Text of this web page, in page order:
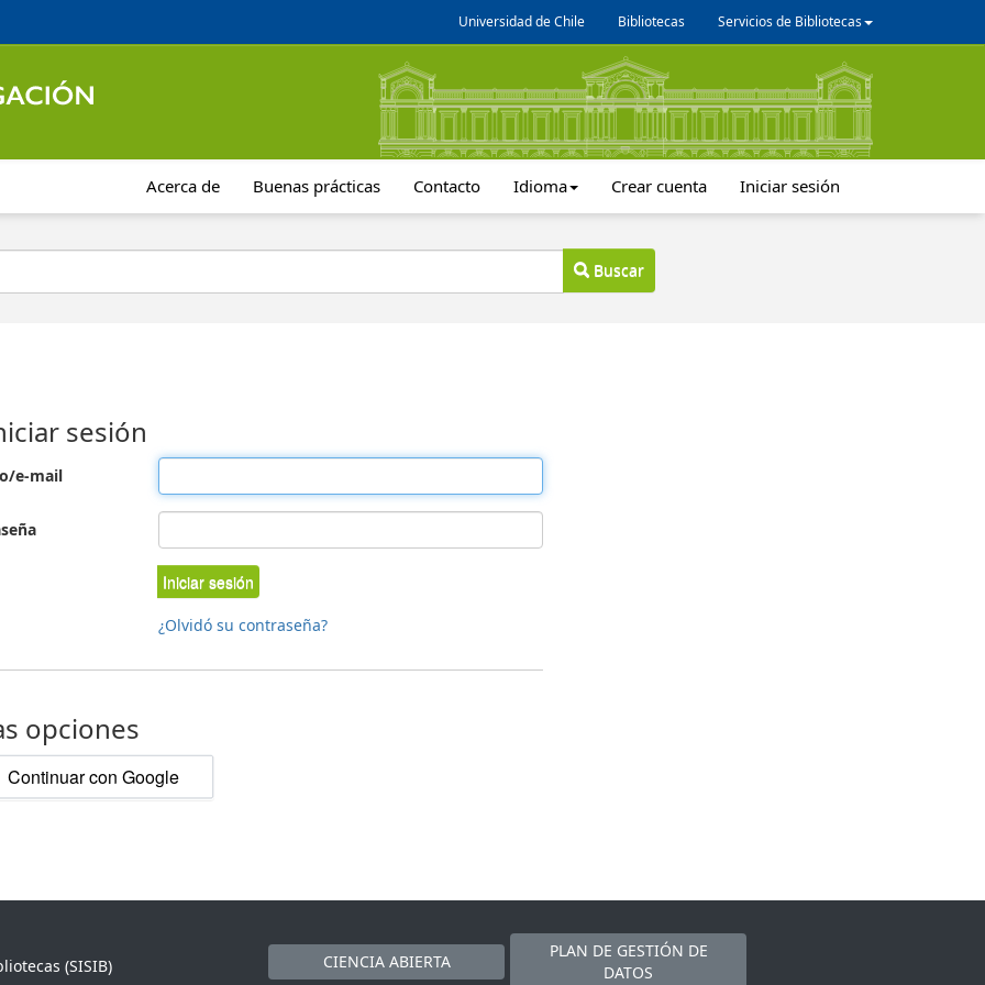
Universidad de Chile Bibliotecas Servicios de Bibliotecas
Acerca de Buenas prácticas Contacto Idioma Crear cuenta Iniciar sesión
Buscar
sesión
e-mail
Iniciar sesión
¿Olvidó su contraseña?
opciones
Continuar con Google
(SISIB)
CIENCIA ABIERTA
PLAN DE GESTIÓN DE
DATOS